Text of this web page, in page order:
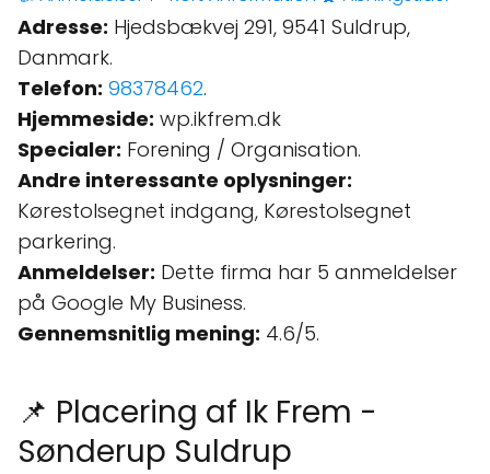
Adresse: Hjedsbækvej 291, 9541 Suldrup,
Danmark.
Telefon: 98378462.
Hjemmeside: wp.ikfrem.dk
Specialer: Forening / Organisation.
Andre interessante oplysninger:
Kørestolsegnet indgang, Kørestolsegnet
parkering.
Anmeldelser: Dette firma har 5 anmeldelser
på Google My Business.
Gennemsnitlig mening: 4.6/5.
📌 Placering af Ik Frem -
Sønderup Suldrup